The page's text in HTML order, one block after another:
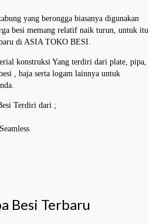
yang berongga biasanya digunakan
besi memang relatif naik turun, untuk itu
di ASIA TOKO BESI.
konstruksi Yang terdiri dari plate, pipa,
, baja serta logam lainnya untuk
Terdiri dari ;
Besi Terbaru